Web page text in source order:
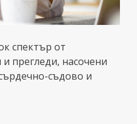
спектър от
прегледи, насочени
съдово и